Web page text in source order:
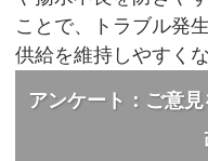
ことで、トラブル発
供給を維持しやすくな
アンケート：ご意